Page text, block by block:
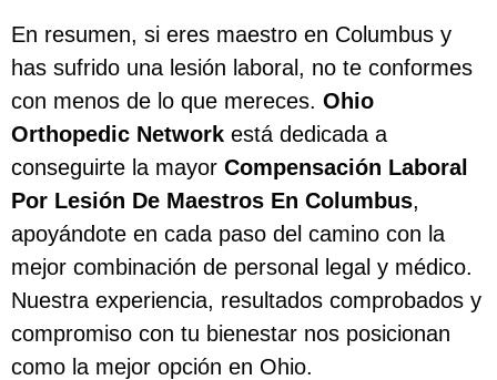
En resumen, si eres maestro en Columbus y
has sufrido una lesión laboral, no te conformes
con menos de lo que mereces. Ohio
Orthopedic Network está dedicada a
conseguirte la mayor Compensación Laboral
Por Lesión De Maestros En Columbus,
apoyándote en cada paso del camino con la
mejor combinación de personal legal y médico.
Nuestra experiencia, resultados comprobados y
compromiso con tu bienestar nos posicionan
como la mejor opción en Ohio.